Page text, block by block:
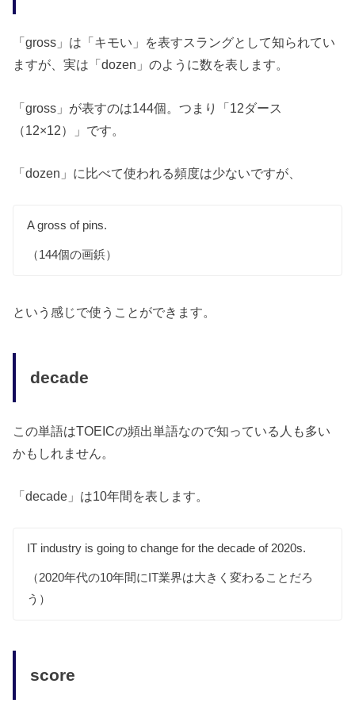
「gross」は「キモい」を表すスラングとして知られてい
ますが、実は「dozen」のように数を表します。
「gross」が表すのは144個。つまり「12ダース
（12×12）」です。
「dozen」に比べて使われる頻度は少ないですが、
A gross of pins.
（144個の画鋲）
という感じで使うことができます。
decade
この単語はTOEICの頻出単語なので知っている人も多い
かもしれません。
「decade」は10年間を表します。
IT industry is going to change for the decade of 2020s.
（2020年代の10年間にIT業界は大きく変わることだろ
う）
score